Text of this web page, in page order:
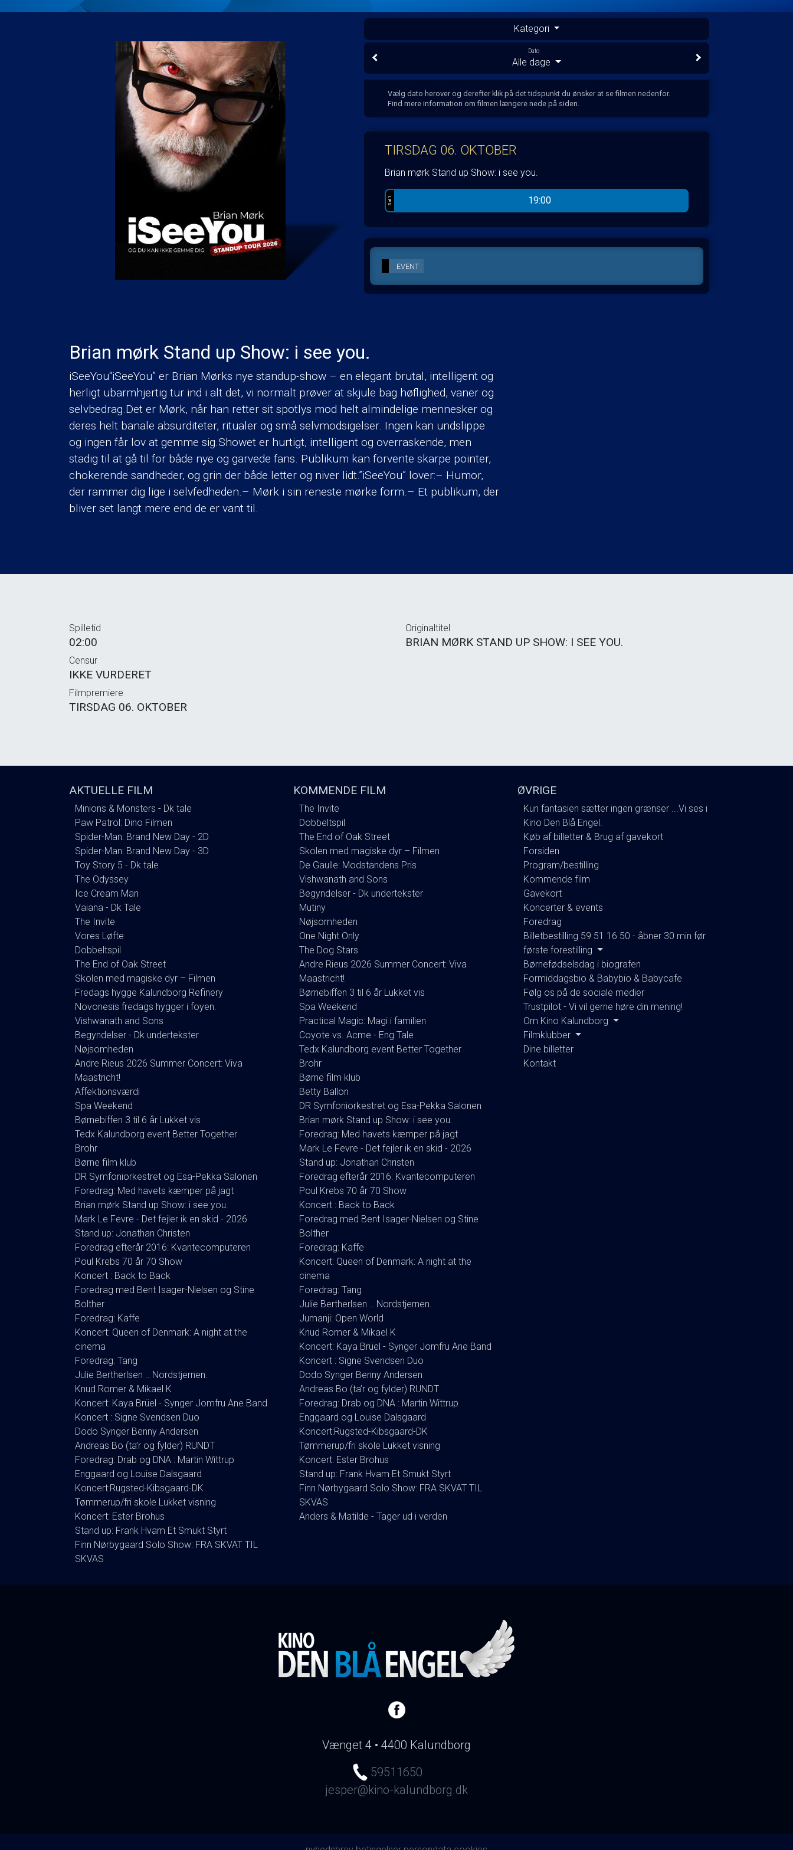
Kategori
Dato
Alle dage
Vælg dato herover og derefter klik på det tidspunkt du ønsker at se filmen nedenfor.
Find mere information om filmen længere nede på siden.
TIRSDAG 06. OKTOBER
Brian mørk Stand up Show: i see you.
Sal 1 19:00
EVENT
Brian mørk Stand up Show: i see you.
iSeeYou“iSeeYou” er Brian Mørks nye standup-show – en elegant brutal, intelligent og
herligt ubarmhjertig tur ind i alt det, vi normalt prøver at skjule bag høflighed, vaner og
selvbedrag.Det er Mørk, når han retter sit spotlys mod helt almindelige mennesker og
deres helt banale absurditeter, ritualer og små selvmodsigelser. Ingen kan undslippe
og ingen får lov at gemme sig.Showet er hurtigt, intelligent og overraskende, men
stadig til at gå til for både nye og garvede fans. Publikum kan forvente skarpe pointer,
chokerende sandheder, og grin der både letter og niver lidt.”iSeeYou” lover:– Humor,
der rammer dig lige i selvfedheden.– Mørk i sin reneste mørke form.– Et publikum, der
bliver set langt mere end de er vant til.
Spilletid
02:00
Censur
IKKE VURDERET
Filmpremiere
TIRSDAG 06. OKTOBER
Originaltitel
BRIAN MØRK STAND UP SHOW: I SEE YOU.
AKTUELLE FILM
Minions & Monsters - Dk tale
Paw Patrol: Dino Filmen
Spider-Man: Brand New Day - 2D
Spider-Man: Brand New Day - 3D
Toy Story 5 - Dk tale
The Odyssey
Ice Cream Man
Vaiana - Dk Tale
The Invite
Vores Løfte
Dobbeltspil
The End of Oak Street
Skolen med magiske dyr – Filmen
Fredags hygge Kalundborg Refinery
Novonesis fredags hygger i foyen.
Vishwanath and Sons
Begyndelser - Dk undertekster
Nøjsomheden
Andre Rieus 2026 Summer Concert: Viva
Maastricht!
Affektionsværdi
Spa Weekend
Børnebiffen 3 til 6 år Lukket vis
Tedx Kalundborg event Better Together
Brohr
Børne film klub
DR Symfoniorkestret og Esa-Pekka Salonen
Foredrag: Med havets kæmper på jagt
Brian mørk Stand up Show: i see you.
Mark Le Fevre - Det fejler ik en skid - 2026
Stand up: Jonathan Christen
Foredrag efterår 2016: Kvantecomputeren
Poul Krebs 70 år 70 Show
Koncert : Back to Back
Foredrag med Bent Isager-Nielsen og Stine
Bolther
Foredrag: Kaffe
Koncert: Queen of Denmark: A night at the
cinema
Foredrag: Tang
Julie Bertherlsen .. Nordstjernen.
Knud Romer & Mikael K
Koncert: Kaya Brüel - Synger Jomfru Ane Band
Koncert : Signe Svendsen Duo
Dodo Synger Benny Andersen
Andreas Bo (ta’r og fylder) RUNDT
Foredrag: Drab og DNA : Martin Wittrup
Enggaard og Louise Dalsgaard
Koncert:Rugsted-Kibsgaard-DK
Tømmerup/fri skole Lukket visning
Koncert: Ester Brohus
Stand up: Frank Hvam Et Smukt Styrt
Finn Nørbygaard Solo Show: FRA SKVAT TIL
SKVAS
KOMMENDE FILM
The Invite
Dobbeltspil
The End of Oak Street
Skolen med magiske dyr – Filmen
De Gaulle: Modstandens Pris
Vishwanath and Sons
Begyndelser - Dk undertekster
Mutiny
Nøjsomheden
One Night Only
The Dog Stars
Andre Rieus 2026 Summer Concert: Viva
Maastricht!
Børnebiffen 3 til 6 år Lukket vis
Spa Weekend
Practical Magic: Magi i familien
Coyote vs. Acme - Eng Tale
Tedx Kalundborg event Better Together
Brohr
Børne film klub
Betty Ballon
DR Symfoniorkestret og Esa-Pekka Salonen
Brian mørk Stand up Show: i see you.
Foredrag: Med havets kæmper på jagt
Mark Le Fevre - Det fejler ik en skid - 2026
Stand up: Jonathan Christen
Foredrag efterår 2016: Kvantecomputeren
Poul Krebs 70 år 70 Show
Koncert : Back to Back
Foredrag med Bent Isager-Nielsen og Stine
Bolther
Foredrag: Kaffe
Koncert: Queen of Denmark: A night at the
cinema
Foredrag: Tang
Julie Bertherlsen .. Nordstjernen.
Jumanji: Open World
Knud Romer & Mikael K
Koncert: Kaya Brüel - Synger Jomfru Ane Band
Koncert : Signe Svendsen Duo
Dodo Synger Benny Andersen
Andreas Bo (ta’r og fylder) RUNDT
Foredrag: Drab og DNA : Martin Wittrup
Enggaard og Louise Dalsgaard
Koncert:Rugsted-Kibsgaard-DK
Tømmerup/fri skole Lukket visning
Koncert: Ester Brohus
Stand up: Frank Hvam Et Smukt Styrt
Finn Nørbygaard Solo Show: FRA SKVAT TIL
SKVAS
Anders & Matilde - Tager ud i verden
ØVRIGE
Kun fantasien sætter ingen grænser ...Vi ses i
Kino Den Blå Engel.
Køb af billetter & Brug af gavekort
Forsiden
Program/bestilling
Kommende film
Gavekort
Koncerter & events
Foredrag
Billetbestilling 59 51 16 50 - åbner 30 min før
første forestilling
Børnefødselsdag i biografen
Formiddagsbio & Babybio & Babycafe
Følg os på de sociale medier
Trustpilot - Vi vil gerne høre din mening!
Om Kino Kalundborg
Filmklubber
Dine billetter
Kontakt
Vænget 4 • 4400 Kalundborg
59511650
jesper@kino-kalundborg.dk